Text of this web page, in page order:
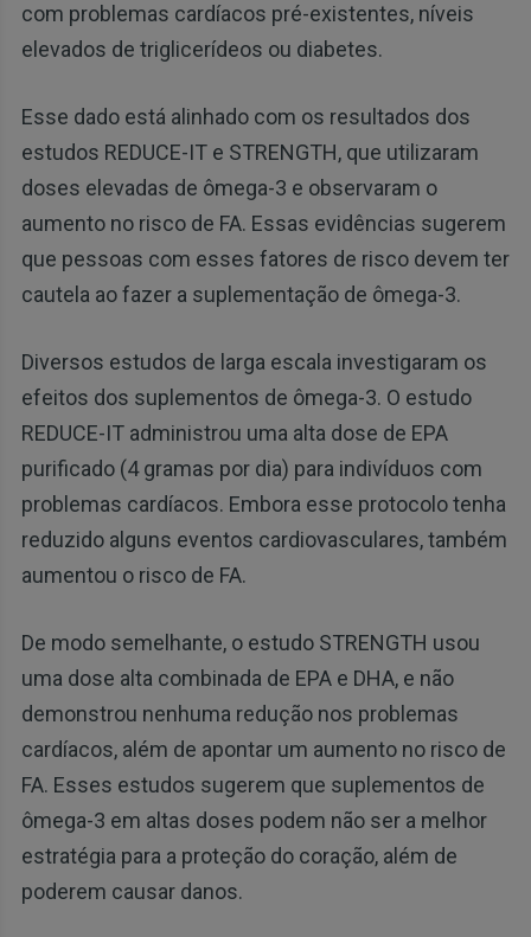
com problemas cardíacos pré-existentes, níveis
elevados de triglicerídeos ou diabetes.
Esse dado está alinhado com os resultados dos
estudos REDUCE-IT e STRENGTH, que utilizaram
doses elevadas de ômega-3 e observaram o
aumento no risco de FA. Essas evidências sugerem
que pessoas com esses fatores de risco devem ter
cautela ao fazer a suplementação de ômega-3.
Diversos estudos de larga escala investigaram os
efeitos dos suplementos de ômega-3. O estudo
REDUCE-IT administrou uma alta dose de EPA
purificado (4 gramas por dia) para indivíduos com
problemas cardíacos. Embora esse protocolo tenha
reduzido alguns eventos cardiovasculares, também
aumentou o risco de FA.
De modo semelhante, o estudo STRENGTH usou
uma dose alta combinada de EPA e DHA, e não
demonstrou nenhuma redução nos problemas
cardíacos, além de apontar um aumento no risco de
FA. Esses estudos sugerem que suplementos de
ômega-3 em altas doses podem não ser a melhor
estratégia para a proteção do coração, além de
poderem causar danos.